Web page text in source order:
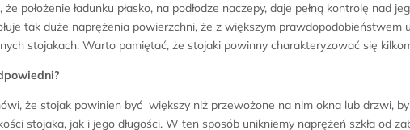
położenie ładunku płasko, na podłodze naczepy, daje pełną kontrolę
tak duże naprężenia powierzchni, że z większym
stojakach. Warto pamiętać, że stojaki powinny charakteryzować się
że stojak powinien być większy niż przewożone na nim okna lub drzwi,
stojaka, jak i jego długości. W ten sposób unikniemy naprężeń szkła od